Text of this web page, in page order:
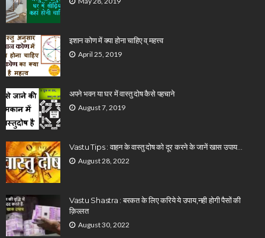
इशान कोण में क्या होना चाहिए व् महत्त्व
April 25, 2019
अपने भवन या घर में वास्तु दोष कैसे पहचाने
August 7, 2019
Vastu Tips : वाहन के वास्तु दोष को दूर करने के जानें खास उपाय…
August 28, 2022
Vastu Shastra : बरकत के लिए करिये ये उपाय,नही होगी पैसों की
क़िल्लत
August 30, 2022